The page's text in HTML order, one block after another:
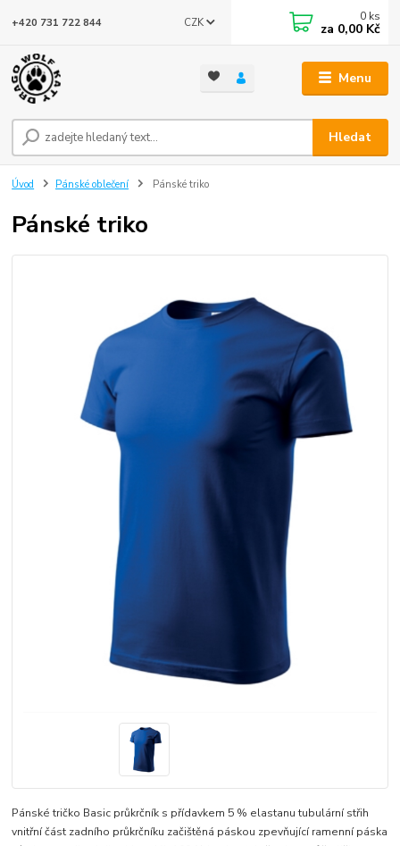
Menu
CZK
Hledat
+420 731 722 844 0 ks
za 0,00 Kč
Úvod Pánské oblečení Pánské triko
Pánské triko
Pánské tričko Basic průkrčník s přídavkem 5 % elastanu tubulární střih
vnitřní část zadního průkrčníku začištěná páskou zpevňující ramenní páska